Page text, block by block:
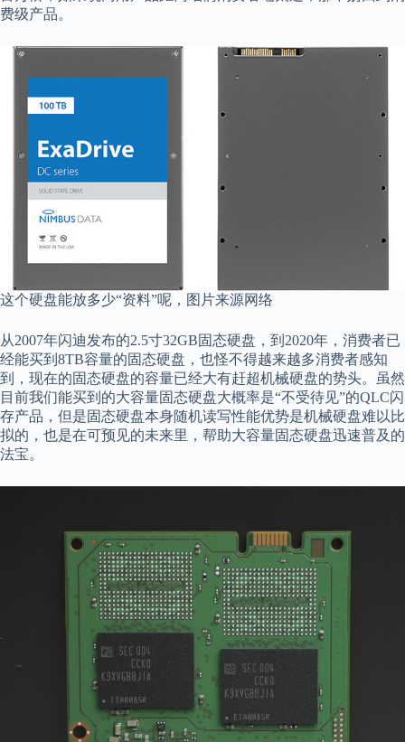
费级产品。
这个硬盘能放多少“资料”呢，图片来源网络
从2007年闪迪发布的2.5寸32GB固态硬盘，到2020年，消费者已
经能买到8TB容量的固态硬盘，也怪不得越来越多消费者感知
到，现在的固态硬盘的容量已经大有赶超机械硬盘的势头。虽然
目前我们能买到的大容量固态硬盘大概率是“不受待见”的QLC闪
存产品，但是固态硬盘本身随机读写性能优势是机械硬盘难以比
拟的，也是在可预见的未来里，帮助大容量固态硬盘迅速普及的
法宝。